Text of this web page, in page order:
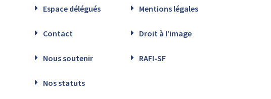
Espace délégués Mentions légales
Contact Droit à l’image
Nous soutenir RAFI-SF
Nos statuts